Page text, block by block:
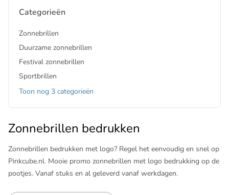
Categorieën
Zonnebrillen
Duurzame zonnebrillen
Festival zonnebrillen
Sportbrillen
Toon nog 3 categorieën
Zonnebrillen bedrukken
Zonnebrillen bedrukken met logo? Regel het eenvoudig en snel op
Pinkcube.nl. Mooie promo zonnebrillen met logo bedrukking op de
pootjes. Vanaf stuks en al geleverd vanaf werkdagen.